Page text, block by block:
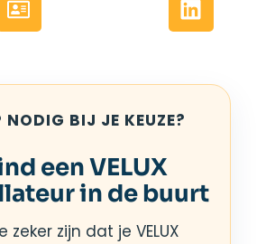
NODIG BIJ JE KEUZE?
een VELUX
in de buurt
zeker zijn dat je VELUX